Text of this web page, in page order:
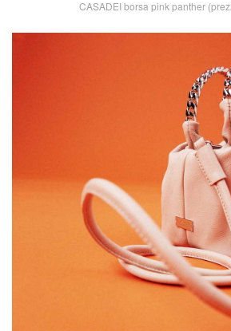
CASADEI borsa pink panther